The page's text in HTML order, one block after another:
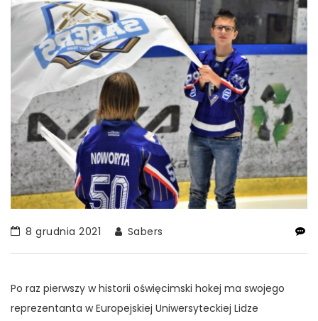
8 grudnia 2021 Sabers
Po raz pierwszy w historii oświęcimski hokej ma swojego
reprezentanta w Europejskiej Uniwersyteckiej Lidze